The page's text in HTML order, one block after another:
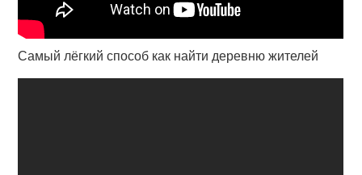
Самый лёгкий способ как найти деревню жителей